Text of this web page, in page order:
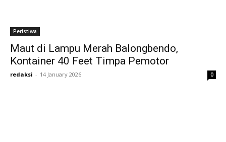
Peristiwa
Maut di Lampu Merah Balongbendo,
Kontainer 40 Feet Timpa Pemotor
redaksi - 14 January 2026 0